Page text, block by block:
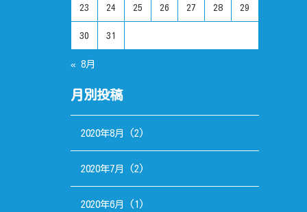
23 24 25 26 27 28 29
30 31
« 8月
月別投稿
2020年8月 (2)
2020年7月 (2)
2020年6月 (1)